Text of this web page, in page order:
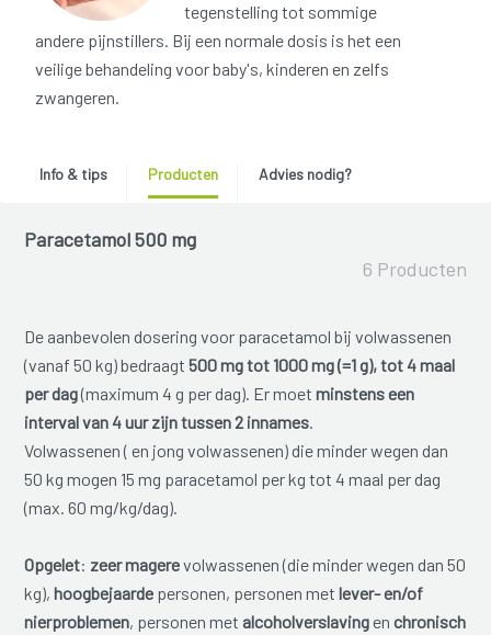
tegenstelling tot sommige
andere pijnstillers. Bij een normale dosis is het een
veilige behandeling voor baby's, kinderen en zelfs
zwangeren.
Info & tips Producten Advies nodig?
Paracetamol 500 mg
6 Producten
De aanbevolen dosering voor paracetamol bij volwassenen
(vanaf 50 kg) bedraagt500 mg tot 1000 mg (=1 g), tot 4 maal
per dag(maximum 4 g per dag). Er moetminstens een
interval van 4 uur zijn tussen 2 innames.
Volwassenen ( en jong volwassenen) die minder wegen dan
50 kg mogen 15 mg paracetamol per kg tot 4 maal per dag
(max. 60 mg/kg/dag).
Opgelet: zeer magerevolwassenen (die minder wegen dan 50
kg),hoogbejaarde personen, personen metlever- en/of
nierproblemen, personen met alcoholverslavingenchronisch